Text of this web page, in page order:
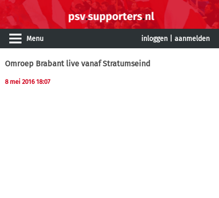
Menu inloggen aanmelden
Omroep Brabant live vanaf Stratumseind
8 mei 2016 18:07